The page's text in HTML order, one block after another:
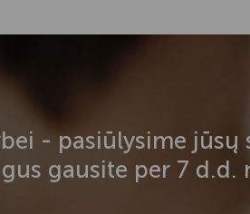
- pasiūlysime jūsų
gausite per 7 d.d.